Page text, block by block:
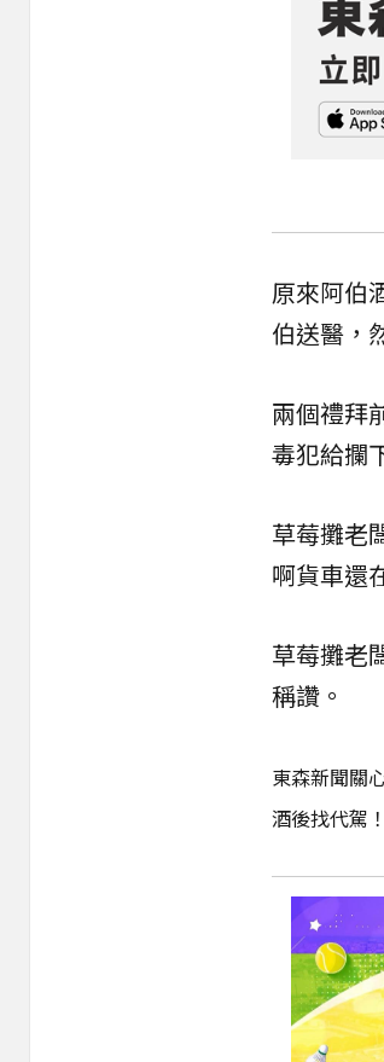
原來阿伯
伯送醫，
兩個禮拜
毒犯給攔
草莓攤老
啊貨車還
草莓攤老
稱讚。
東森新聞關
酒後找代駕